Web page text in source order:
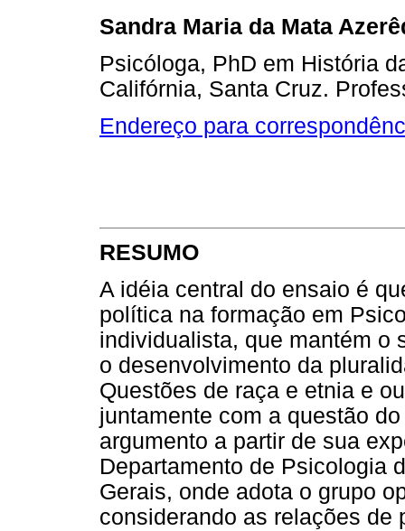
Sandra Maria da Mata
Psicóloga, PhD em História
Califórnia, Santa Cruz.
Endereço para
RESUMO
A idéia central do ensaio é
política na formação em
individualista, que mantém o
o desenvolvimento da
Questões de raça e etnia e
juntamente com a questão
argumento a partir de sua
Departamento de Psicologia
Gerais, onde adota o grupo
considerando as relações de